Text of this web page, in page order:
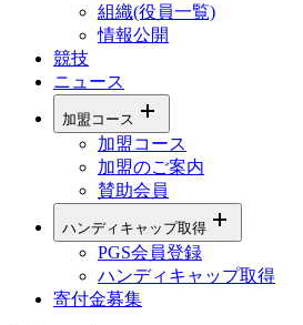
組織(役員一覧)
情報公開
競技
ニュース
加盟コース
加盟コース
加盟のご案内
賛助会員
ハンディキャップ取得
PGS会員登録
ハンディキャップ取得
寄付金募集